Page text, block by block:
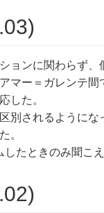
ョンに関わらず、
マー＝ガレンテ間
した。
別されるようにな
。
たときのみ聞こえ